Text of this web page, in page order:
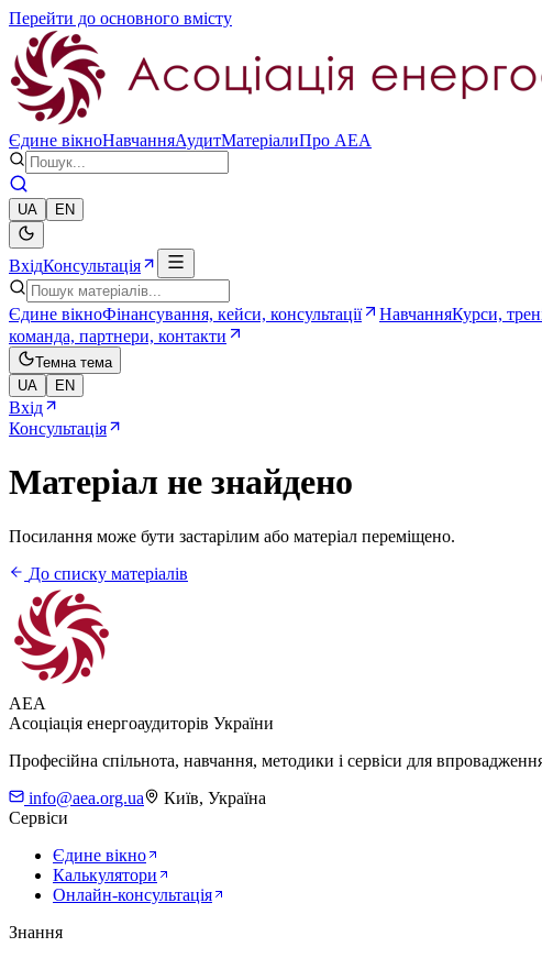
Перейти до основного вмісту
Єдине вікноНавчанняАудитМатеріалиПро AEA
UA EN
ВхідКонсультація
Єдине вікноФінансування, кейси, консультації НавчанняКурси,
команда, партнери, контакти
Темна тема
UA
EN
Вхід
Консультація
Матеріал не знайдено
Посилання може бути застарілим або матеріал переміщено.
До списку матеріалів
AEA
Асоціація енергоаудиторів України
Професійна спільнота, навчання, методики і сервіси для
info@aea.org.ua
Київ, Україна
Сервіси
Єдине вікно
Калькулятори
Онлайн-консультація
Знання